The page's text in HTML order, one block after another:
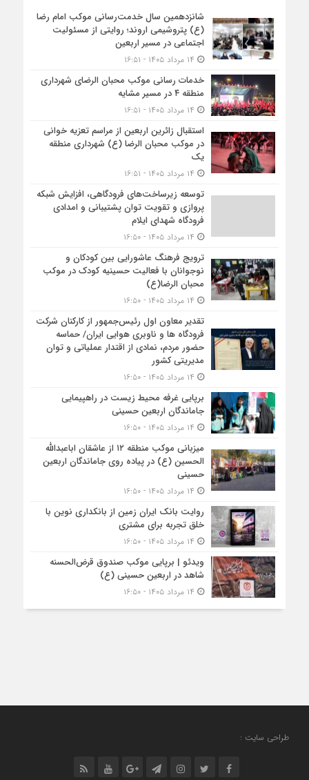
شانزدهمین سال خدمت‌رسانی موکب امام رضا
(ع) پتروشیمی اروند؛ روایتی از مسئولیت
اجتماعی در مسیر اربعین
خدمات رسانی موکب محبان الرضای شهرداری
منطقه ۴ در مسیر مشایه
استقبال زائرین اربعین از مراسم تعزیه خوانی
در موکب محبان الرضا (ع) شهرداری منطقه
یک
توسعه زیرساخت‌های فرودگاهی، افزایش شبکه
پروازی و تقویت توان پشتیبانی و امدادی
فرودگاه شهدای ایلام
ترویج فرهنگ عاشورایی بین کودکان و
نوجوانان با فعالیت حسینیه کودک در موکب
محبان الرضا(ع)
تقدیر معاون اول رئیس‌جمهور از کارکنان شرکت
فرودگاه ها و ناوبری هوایی ایران/ حماسه
حضور مردم، نمادی از اقتدار عملیاتی و توان
مدیریتی کشور
برپایی غرفه محیط زیست در راهپیمایی
جاماندگان اربعین حسینی
میزبانی موکب منطقه ۱۲ از عاشقان اباعبدالله
الحسین (ع) در پیاده روی جاماندگان اربعین
حسینی
روایت بانک ایران زمین از بانکداری نوین با
خلق تجربه برای مشتری
ویدئو | برپایی موکب صندوق قرض‌الحسنه
شاهد در اربعین حسینی (ع)
طراحی سایت :